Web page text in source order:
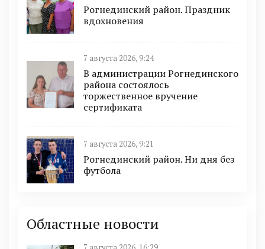
Рогнединский район. Праздник
вдохновения
7 августа 2026, 9:24
В администрации Рогнединского
района состоялось
торжественное вручение
сертификата
7 августа 2026, 9:21
Рогнединский район. Ни дня без
футбола
Областные новости